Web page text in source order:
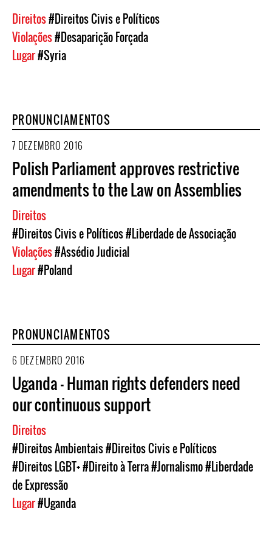
Direitos#Direitos Civis e Políticos
Violações#Desaparição Forçada
Lugar#Syria
PRONUNCIAMENTOS
7 DEZEMBRO 2016
Polish Parliament approves restrictive
amendments to the Law on Assemblies
Direitos
#Direitos Civis e Políticos#Liberdade de Associação
Violações#Assédio Judicial
Lugar#Poland
PRONUNCIAMENTOS
6 DEZEMBRO 2016
Uganda - Human rights defenders need
our continuous support
Direitos
#Direitos Ambientais#Direitos Civis e Políticos
#Direitos LGBT+#Direito à Terra#Jornalismo#Liberdade
de Expressão
Lugar#Uganda